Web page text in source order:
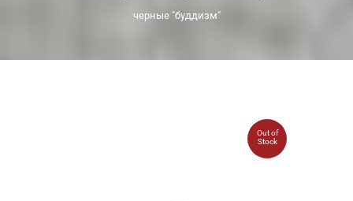
черные "буддизм"
Out of
Stock